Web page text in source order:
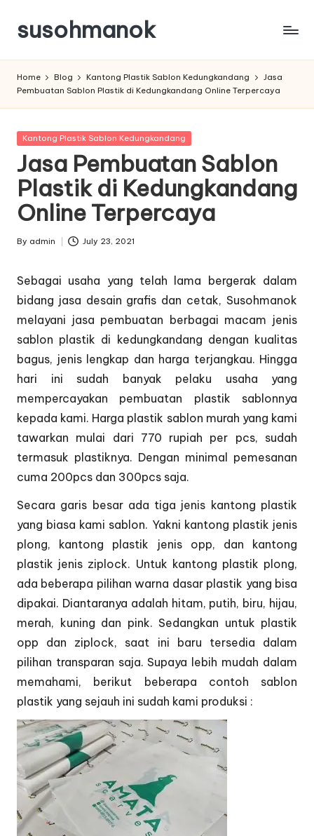
Skip
content
susohmanok
Home Blog Kantong Plastik Sablon Kedungkandang
Jasa
Pembuatan Sablon Plastik di Kedungkandang Online Terpercaya
Posted
Kantong Plastik Sablon Kedungkandang
Jasa Pembuatan Sablon
Plastik di Kedungkandang
Online Terpercaya
Posted
By admin July 23, 2021
Sebagai usaha yang telah lama bergerak dalam
bidang jasa desain grafis dan cetak, Susohmanok
melayani jasa pembuatan berbagai macam jenis
sablon plastik di kedungkandang dengan kualitas
bagus, jenis lengkap dan harga terjangkau. Hingga
hari ini sudah banyak pelaku usaha yang
mempercayakan pembuatan plastik sablonnya
kepada kami. Harga plastik sablon murah yang kami
tawarkan mulai dari 770 rupiah per pcs, sudah
termasuk plastiknya. Dengan minimal pemesanan
cuma 200pcs dan 300pcs saja.
Secara garis besar ada tiga jenis kantong plastik
yang biasa kami sablon. Yakni kantong plastik jenis
plong, kantong plastik jenis opp, dan kantong
plastik jenis ziplock. Untuk kantong plastik plong,
ada beberapa pilihan warna dasar plastik yang bisa
dipakai. Diantaranya adalah hitam, putih, biru, hijau,
merah, kuning dan pink. Sedangkan untuk plastik
opp dan ziplock, saat ini baru tersedia dalam
pilihan transparan saja. Supaya lebih mudah dalam
memahami, berikut beberapa contoh sablon
plastik yang sejauh ini sudah kami produksi :